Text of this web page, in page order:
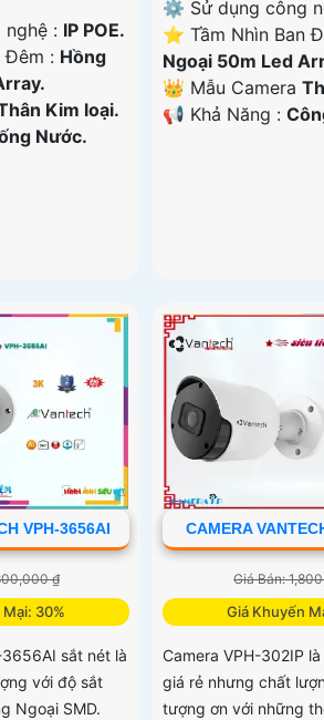
: IP POE.
Đêm : Hồng
Kim loại.
Nước.
⚙ Sử dụng công
⭐ Tầm Nhìn Ban
Ngoại 50m Led
👑 Mẫu Camera
️📢 Khả Năng :
VPH-3656AI
₫
30%
sắt nét là
với độ sắt
Ngoại SMD.
CAMERA
Giá Bán:
Giá Khuyến
Camera VPH-302IP
giá rẻ nhưng chất
tượng ơn với những